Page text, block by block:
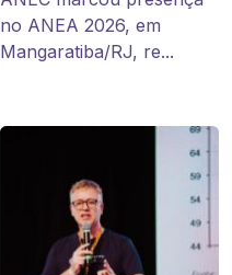
no ANEA 2026, em
Mangaratiba/RJ, re...